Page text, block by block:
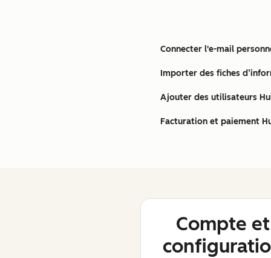
Connecter l'e-mail
Importer des fiches
Ajouter des utilisateurs
Facturation et paiement
Compte et